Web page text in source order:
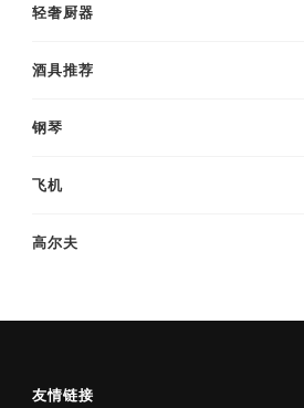
轻奢厨器
酒具推荐
钢琴
飞机
高尔夫
友情链接